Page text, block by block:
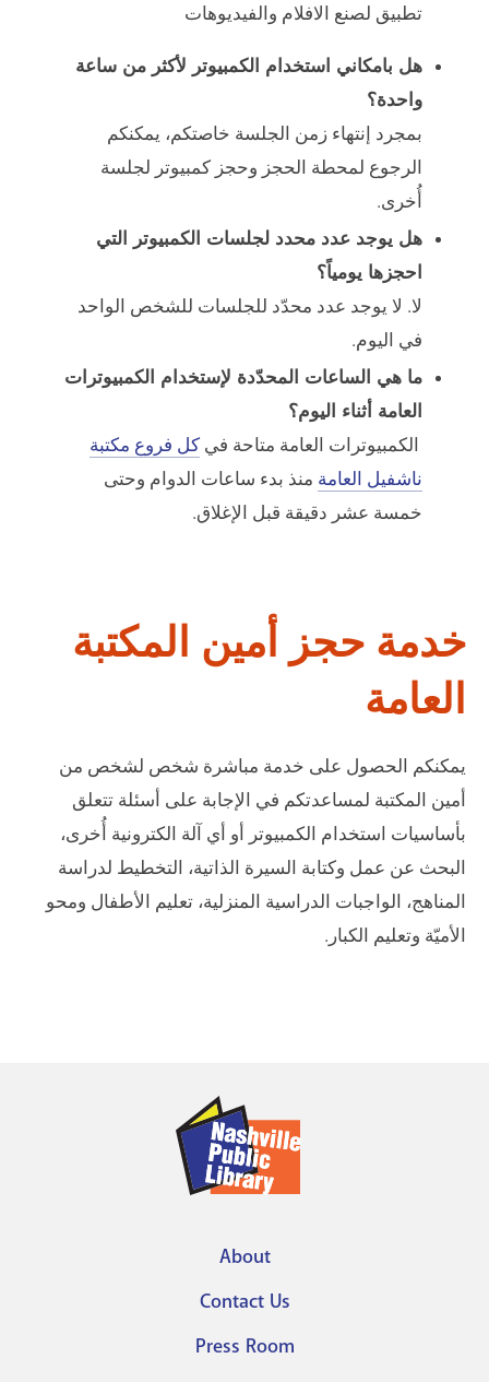
تطبيق لصنع الافلام والفيديوهات
هل بامكاني استخدام الكمبيوتر لأكثر من ساعة
واحدة؟
بمجرد إنتهاء زمن الجلسة خاصتكم، يمكنكم
الرجوع لمحطة الحجز وحجز كمبيوتر لجلسة
أُخرى.
هل يوجد عدد محدد لجلسات الكمبيوتر التي
احجزها يومياً؟
لا. لا يوجد عدد محدّد للجلسات للشخص الواحد
في اليوم.
ما هي الساعات المحدّدة لإستخدام الكمبيوترات
العامة أثناء اليوم؟
الكمبيوترات العامة متاحة في كل فروع مكتبة
ناشفيل العامة منذ بدء ساعات الدوام وحتى
خمسة عشر دقيقة قبل الإغلاق.
خدمة حجز أمين المكتبة
العامة
يمكنكم الحصول على خدمة مباشرة شخص لشخص من
أمين المكتبة لمساعدتكم في الإجابة على أسئلة تتعلق
بأساسيات استخدام الكمبيوتر أو أي آلة الكترونية أُخرى،
البحث عن عمل وكتابة السيرة الذاتية، التخطيط لدراسة
المناهج، الواجبات الدراسية المنزلية، تعليم الأطفال ومحو
الأميّة وتعليم الكبار.
menu
About
Contact Us
Press Room